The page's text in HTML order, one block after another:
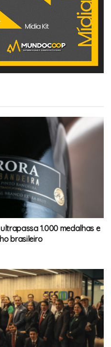
1.000 medalhas e
brasileiro